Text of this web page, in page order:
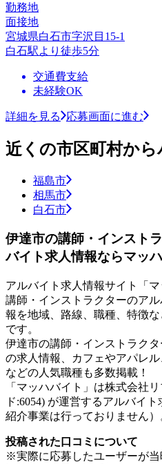
勤務地
面接地
宮城県白石市字沢目15-1
白石駅より徒歩5分
交通費支給
未経験OK
詳細を見る 応募画面に進む
近くの市区町村か
福島市
相馬市
白石市
伊達市の講師・インスト
バイト求人情報ならマッ
アルバイト求人情報サイト「
講師・インストラクターのア
報を地域、路線、職種、特徴
です。
伊達市の講師・インストラク
の求人情報、カフェやアパレ
などの人気職種も多数掲載！
「マッハバイト」は株式会社
ド:6054) が運営するアルバイ
紹介事業は行っておりません）
投稿された口コミについて
※実際に応募したユーザーが